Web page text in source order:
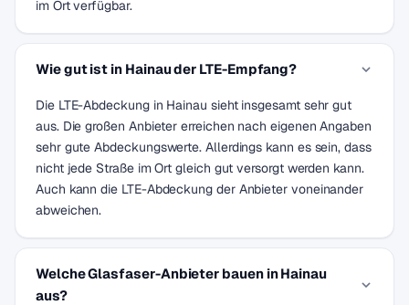
im Ort verfügbar.
Wie gut ist in Hainau der LTE-Empfang?
Die LTE-Abdeckung in Hainau sieht insgesamt sehr gut
aus. Die großen Anbieter erreichen nach eigenen Angaben
sehr gute Abdeckungswerte. Allerdings kann es sein, dass
nicht jede Straße im Ort gleich gut versorgt werden kann.
Auch kann die LTE-Abdeckung der Anbieter voneinander
abweichen.
Welche Glasfaser-Anbieter bauen in Hainau
aus?